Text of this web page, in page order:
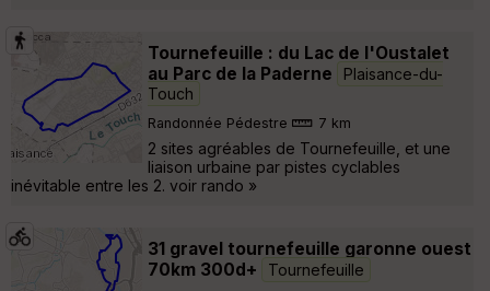
Tournefeuille : du Lac de l'Oustalet
au Parc de la Paderne
Plaisance-du-
Touch
Randonnée Pédestre 7 km
2 sites agréables de Tournefeuille, et une
liaison urbaine par pistes cyclables
inévitable entre les 2. voir rando »
31 gravel tournefeuille garonne ouest
70km 300d+
Tournefeuille